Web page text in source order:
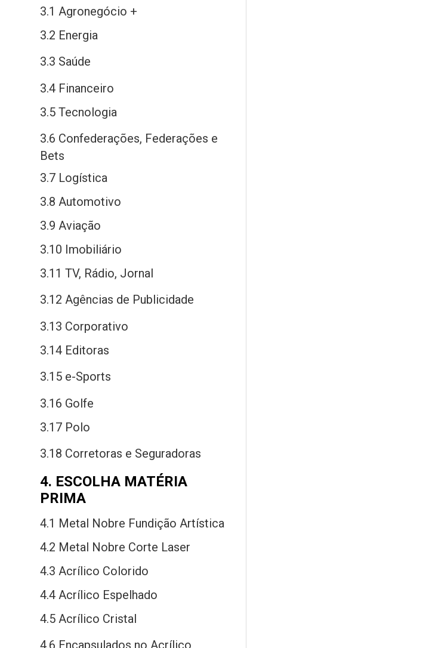
3.1 Agronegócio +
3.2 Energia
3.3 Saúde
3.4 Financeiro
3.5 Tecnologia
3.6 Confederações, Federações e
Bets
3.7 Logística
3.8 Automotivo
3.9 Aviação
3.10 Imobiliário
3.11 TV, Rádio, Jornal
3.12 Agências de Publicidade
3.13 Corporativo
3.14 Editoras
3.15 e-Sports
3.16 Golfe
3.17 Polo
3.18 Corretoras e Seguradoras
4. ESCOLHA MATÉRIA
PRIMA
4.1 Metal Nobre Fundição Artística
4.2 Metal Nobre Corte Laser
4.3 Acrílico Colorido
4.4 Acrílico Espelhado
4.5 Acrílico Cristal
4.6 Encapsulados no Acrílico